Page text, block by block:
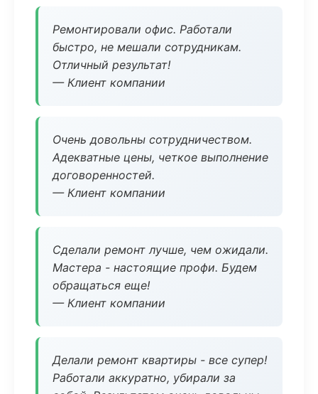
Ремонтировали офис. Работали
быстро, не мешали сотрудникам.
Отличный результат!
— Клиент компании
Очень довольны сотрудничеством.
Адекватные цены, четкое выполнение
договоренностей.
— Клиент компании
Сделали ремонт лучше, чем ожидали.
Мастера - настоящие профи. Будем
обращаться еще!
— Клиент компании
Делали ремонт квартиры - все супер!
Работали аккуратно, убирали за